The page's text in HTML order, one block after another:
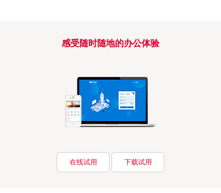
感受随时随地的办公体验
在线试用 下载试用